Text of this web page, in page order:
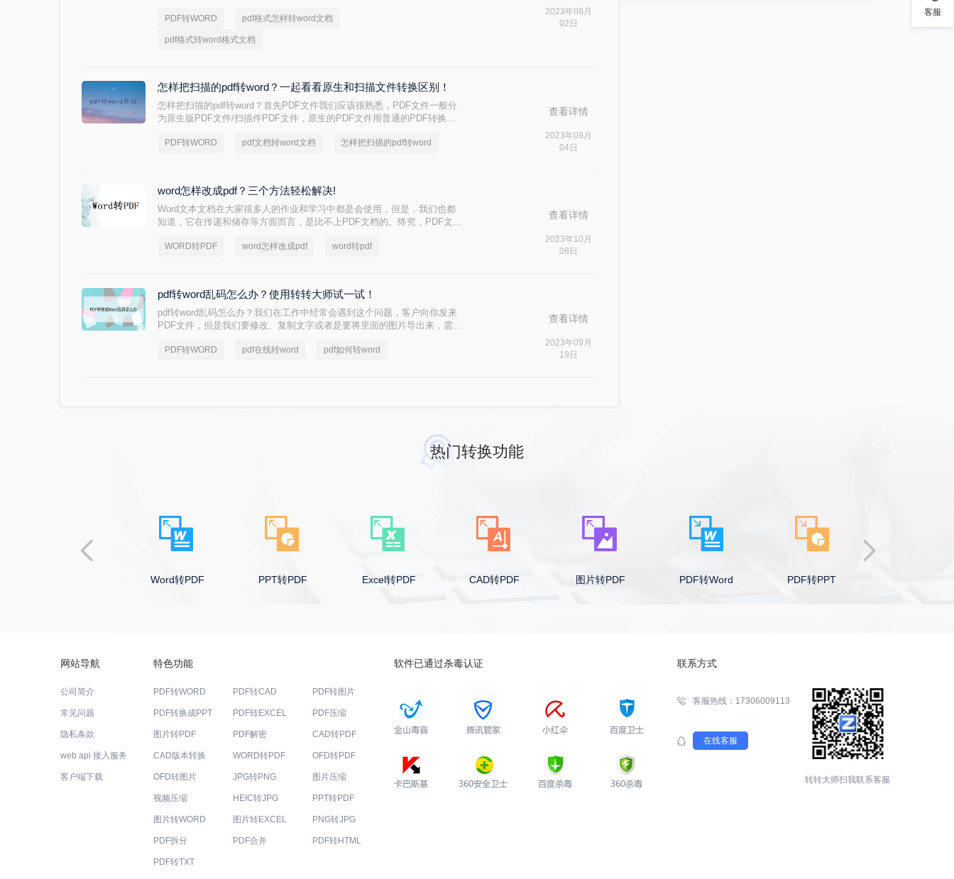
PDF转WORD pdf格式怎样转word文档
pdf格式转word格式文档
2023年08月
02日
怎样把扫描的pdf转word？一起看看原生和扫描文件转换区别！
怎样把扫描的pdf转word？首先PDF文件我们应该很熟悉，PDF文件一般分
为原生版PDF文件/扫描件PDF文件，原生的PDF文件用普通的PDF转换器
件。
PDF转WORD pdf文档转word文档 怎样把扫描的pdf转word
查看详情
2023年09月
04日
word怎样改成pdf？三个方法轻松解决!
Word文本文档在大家很多人的作业和学习中都是会使用，但是，我们也都
知道，它在传递和储存等方面而言，是比不上PDF文档的。终究，PDF文档
文件的情况下，大部分人都是会选择将word改成pdf，那么word怎样改成pdf
WORD转PDF word怎样改成pdf word转pdf
查看详情
2023年10月
08日
pdf转word乱码怎么办？使用转转大师试一试！
pdf转word乱码怎么办？我们在工作中经常会遇到这个问题，客户向你发来
PDF文件，但是我们要修改、复制文字或者是要将里面的图片导出来，需要
混乱，这样处理起来也是十分的麻烦。为什么会乱码呢？要怎样才不会乱
PDF转WORD pdf在线转word pdf如何转word
查看详情
2023年09月
19日
热门转换功能
Word转PDF PPT转PDF Excel转PDF CAD转PDF 图片转PDF PDF转Word PDF转PPT
网站导航
公司简介
常见问题
隐私条款
web api 接入服务
客户端下载
特色功能
PDF转WORD PDF转CAD PDF转图片
PDF转换成PPT PDF转EXCEL PDF压缩
图片转PDF PDF解密 CAD转PDF
CAD版本转换 WORD转PDF OFD转PDF
OFD转图片 JPG转PNG 图片压缩
视频压缩 HEIC转JPG PPT转PDF
图片转WORD 图片转EXCEL PNG转JPG
PDF拆分 PDF合并 PDF转HTML
PDF转TXT
软件已通过杀毒认证 联系方式
客服热线：17306009113
在线客服
转转大师扫我联系客服
客服